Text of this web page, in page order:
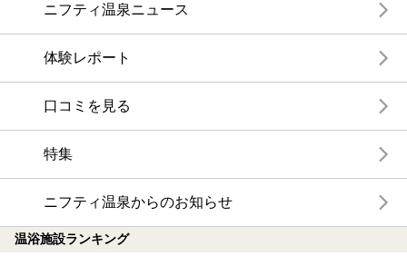
ニフティ温泉ニュース
体験レポート
口コミを見る
特集
ニフティ温泉からのお知らせ
温浴施設ランキング